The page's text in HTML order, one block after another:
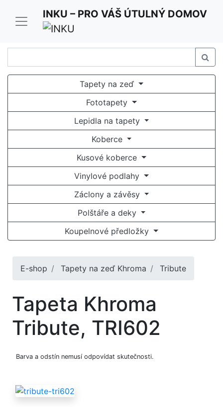
Pro optimální funkci našich stránek používáme cookies.
Užíváním stránek inku.cz souhlasíte s jejich
používáním.Rozumím a souhlasím
INKU – PRO VÁŠ ÚTULNÝ DOMOV
Tapety na zeď
Fototapety
Lepidla na tapety
Koberce
Kusové koberce
Vinylové podlahy
Záclony a závěsy
Polštáře a deky
Koupelnové předložky
E-shop Tapety na zeď Khroma Tribute
Tapeta Khroma
Tribute, TRI602
Barva a odstín nemusí odpovídat skutečnosti.